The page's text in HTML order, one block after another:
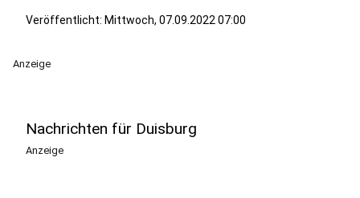
Veröffentlicht: Mittwoch, 07.09.2022 07:00
Anzeige
Nachrichten für Duisburg
Anzeige